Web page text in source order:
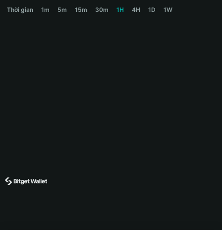
Español (Argentina)
Thời gian 1m 5m 15m 30m 1H 4H 1D 1W